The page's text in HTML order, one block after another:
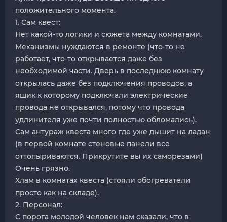
положительного момента.
1. Сам квест:
Нет какой-то логики и сюжета между комнатами.
Механизмы нуждаются в ремонте (что-то не
работает, что-то открывается даже без
необходимой части. Дверь в последнюю комнату
открылась даже без подключения проводов, а
ящик к которому подключали электрические
провода не открывался, потому что провода
удлинителя уже почти полностью обломались).
Сам антураж квеста много где уже дышит на ладан
(в первой комнате стеновые панели все
оттопыриваются. Прикрутите вы их саморезами)
Очень грязно.
Хлам в комнатах квеста (стояли обогреватели
просто как на складе).
2. Персонал:
С порога молодой человек нам сказали, что в